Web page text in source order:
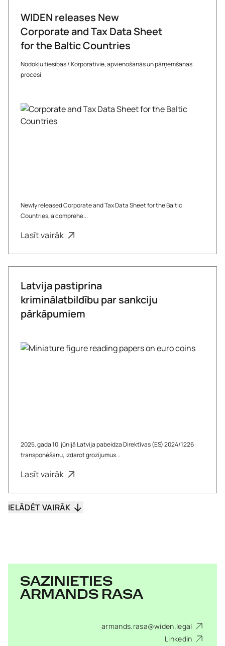
WIDEN releases New
Corporate and Tax Data Sheet
for the Baltic Countries
Nodokļu tiesības/Korporatīvie, apvienošanās un pārņemšanas
procesi
Newly released Corporate and Tax Data Sheet for the Baltic
Countries, a comprehe...
Lasīt vairāk
Latvija pastiprina
kriminālatbildību par sankciju
pārkāpumiem
2025. gada 10. jūnijā Latvija pabeidza Direktīvas (ES) 2024/1226
transponēšanu, izdarot grozījumus...
Lasīt vairāk
IELĀDĒT VAIRĀK
SAZINIETIES
ARMANDS RASA
armands.rasa@widen.legal
Linkedin